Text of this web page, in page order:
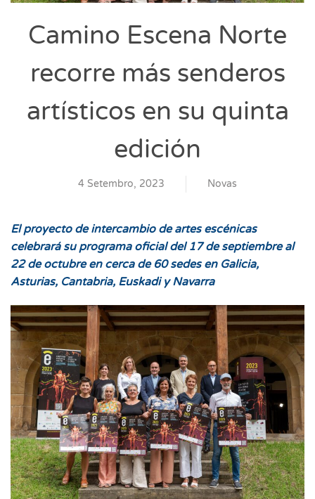
Camino Escena Norte
recorre más senderos
artísticos en su quinta
edición
4 Setembro, 2023 Novas
El proyecto de intercambio de artes escénicas
celebrará su programa oficial del 17 de septiembre al
22 de octubre en cerca de 60 sedes en Galicia,
Asturias, Cantabria, Euskadi y Navarra